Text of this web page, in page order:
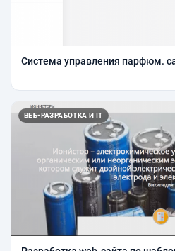
Система управления парфюм.
ВЕБ-РАЗРАБОТКА И IT